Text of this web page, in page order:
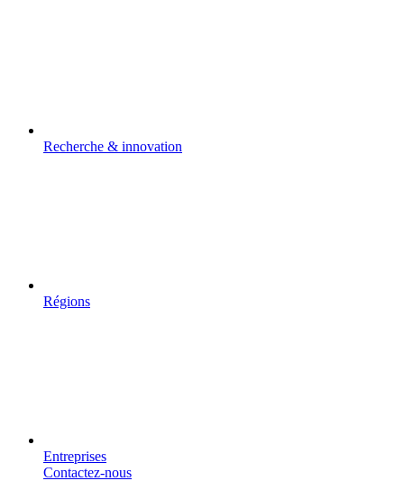
Recherche & innovation
Régions
Entreprises
Contactez-nous